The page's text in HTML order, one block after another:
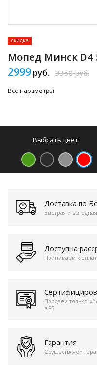
скидка
Мопед Минск D4
2999 руб. 3350руб.
Все параметры
Выбрать цвет:
Доставка по
Быстрая и
Доступна
Принимаем к
Продаем только
в РБ
Гарантия
Осуществляем